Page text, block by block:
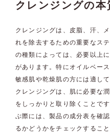
クレンジングの
クレンジングは、皮脂、汗、
れを除去するための重要なス
の種類によっては、必要以上
があります。特にオイルベー
敏感肌や乾燥肌の方には適し
クレンジングは、肌に必要な
をしっかりと取り除くことで
ぶ際には、製品の成分表を確
るかどうかをチェックすること